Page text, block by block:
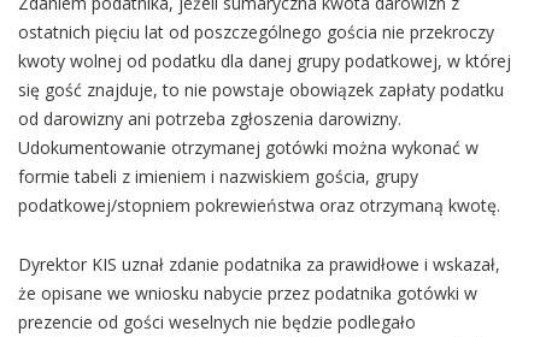
ostatnich pięciu lat od poszczególnego gościa nie przekroczy
kwoty wolnej od podatku dla danej grupy podatkowej, w której
się gość znajduje, to nie powstaje obowiązek zapłaty podatku
od darowizny ani potrzeba zgłoszenia darowizny.
Udokumentowanie otrzymanej gotówki można wykonać w
formie tabeli z imieniem i nazwiskiem gościa, grupy
podatkowej/stopniem pokrewieństwa oraz otrzymaną kwotę.
Dyrektor KIS uznał zdanie podatnika za prawidłowe i wskazał,
że opisane we wniosku nabycie przez podatnika gotówki w
prezencie od gości weselnych nie będzie podlegało